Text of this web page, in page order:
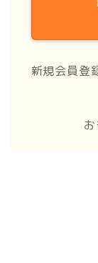
新規会員